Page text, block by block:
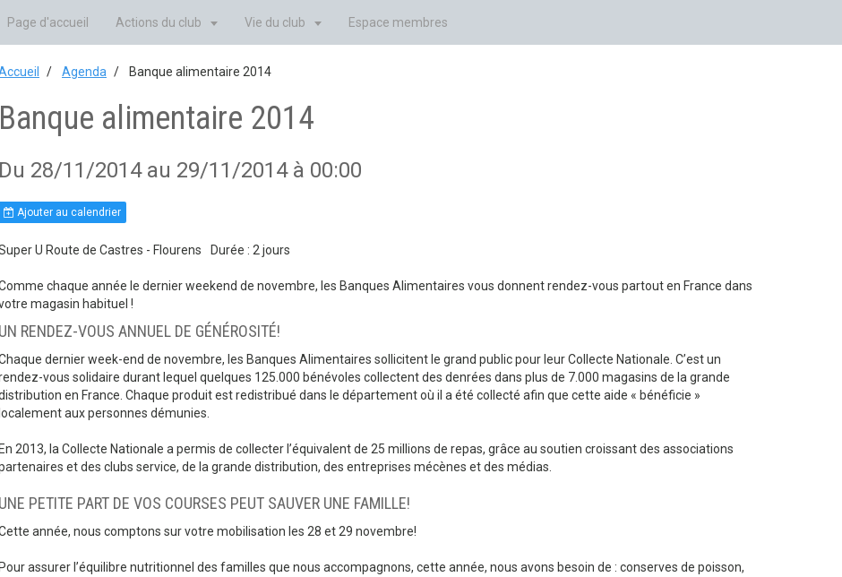
Page d'accueil Actions du club Vie du club Espace membres
Agenda Banque alimentaire 2014
Banque alimentaire 2014
Du 28/11/2014 au 29/11/2014 à 00:00
Ajouter au calendrier
U Route de Castres - Flourens Durée : 2 jours
chaque année le dernier weekend de novembre, les Banques Alimentaires vous donnent rendez-vous partout en France dans
magasin habituel !
UN RENDEZ-VOUS ANNUEL DE GÉNÉROSITÉ!
dernier week-end de novembre, les Banques Alimentaires sollicitent le grand public pour leur Collecte Nationale. C’est un
vous solidaire durant lequel quelques 125.000 bénévoles collectent des denrées dans plus de 7.000 magasins de la grande
en France. Chaque produit est redistribué dans le département où il a été collecté afin que cette aide « bénéficie »
localement aux personnes démunies.
En 2013, la Collecte Nationale a permis de collecter l’équivalent de 25 millions de repas, grâce au soutien croissant des associations
et des clubs service, de la grande distribution, des entreprises mécènes et des médias.
UNE PETITE PART DE VOS COURSES PEUT SAUVER UNE FAMILLE!
année, nous comptons sur votre mobilisation les 28 et 29 novembre!
Pour assurer l’équilibre nutritionnel des familles que nous accompagnons, cette année, nous avons besoin de : conserves de poisson,